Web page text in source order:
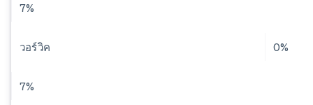
7%
วอร์วิค 0%
7%